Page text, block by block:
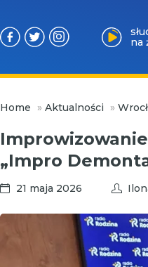
na
Home » Aktualności »
„Impro
21 maja 2026